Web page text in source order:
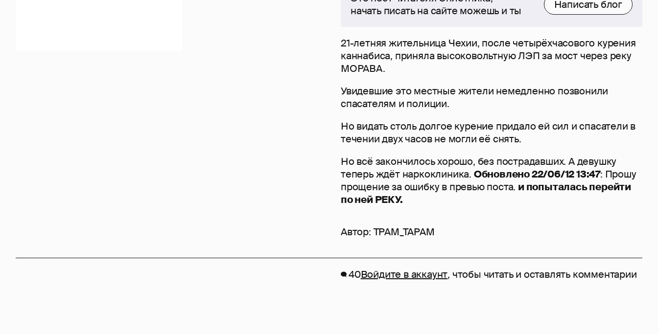
начать писать на сайте можешь и ты
Написать блог
21-летняя жительница Чехии, после четырёхчасового курения
каннабиса, приняла высоковольтную ЛЭП за мост через реку
МОРАВА.
Увидевшие это местные жители немедленно позвонили
спасателям и полиции.
Но видать столь долгое курение придало ей сил и спасатели в
течении двух часов не могли её снять.
Но всё закончилось хорошо, без пострадавших. А девушку
теперь ждёт наркоклиника. Обновлено 22/06/12 13:47: Прошу
прощение за ошибку в превью поста. и попыталась перейти
по ней РЕКУ.
Автор: TPAM_TAPAM
40Войдите в аккаунт, чтобы читать и оставлять комментарии